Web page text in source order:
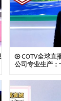
COTV全球直
公司专业生产
处理与表面氮
新、匠心制造、
欢迎大家光临！